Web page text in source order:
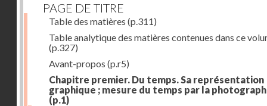
PAGE DE TITRE
Table des matières (p.311)
Table analytique des matières contenues dans ce
(p.327)
Avant-propos (p.r5)
Chapitre premier. Du temps. Sa représentation
graphique ; mesure du temps par la
(p.1)